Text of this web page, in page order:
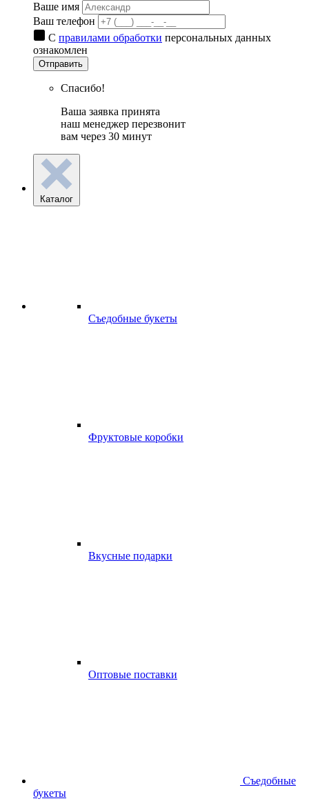
Ваше имя
Ваш телефон
С правилами обработки персональных данных
ознакомлен
Отправить
Спасибо!
Ваша заявка принята
наш менеджер перезвонит
вам через 30 минут
Каталог
Съедобные букеты
Фруктовые коробки
Вкусные подарки
Оптовые поставки
Съедобные
букеты